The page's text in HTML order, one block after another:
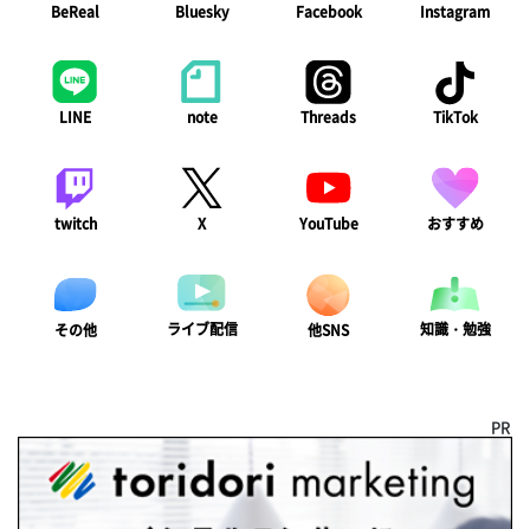
BeReal Bluesky Facebook Instagram
LINE note Threads TikTok
twitch X YouTube おすすめ
その他 ライブ配信 他SNS 知識・勉強
PR